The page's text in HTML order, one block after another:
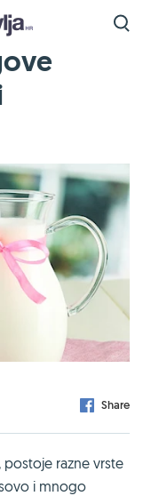
Share
postoje razne vrste
i mnogo